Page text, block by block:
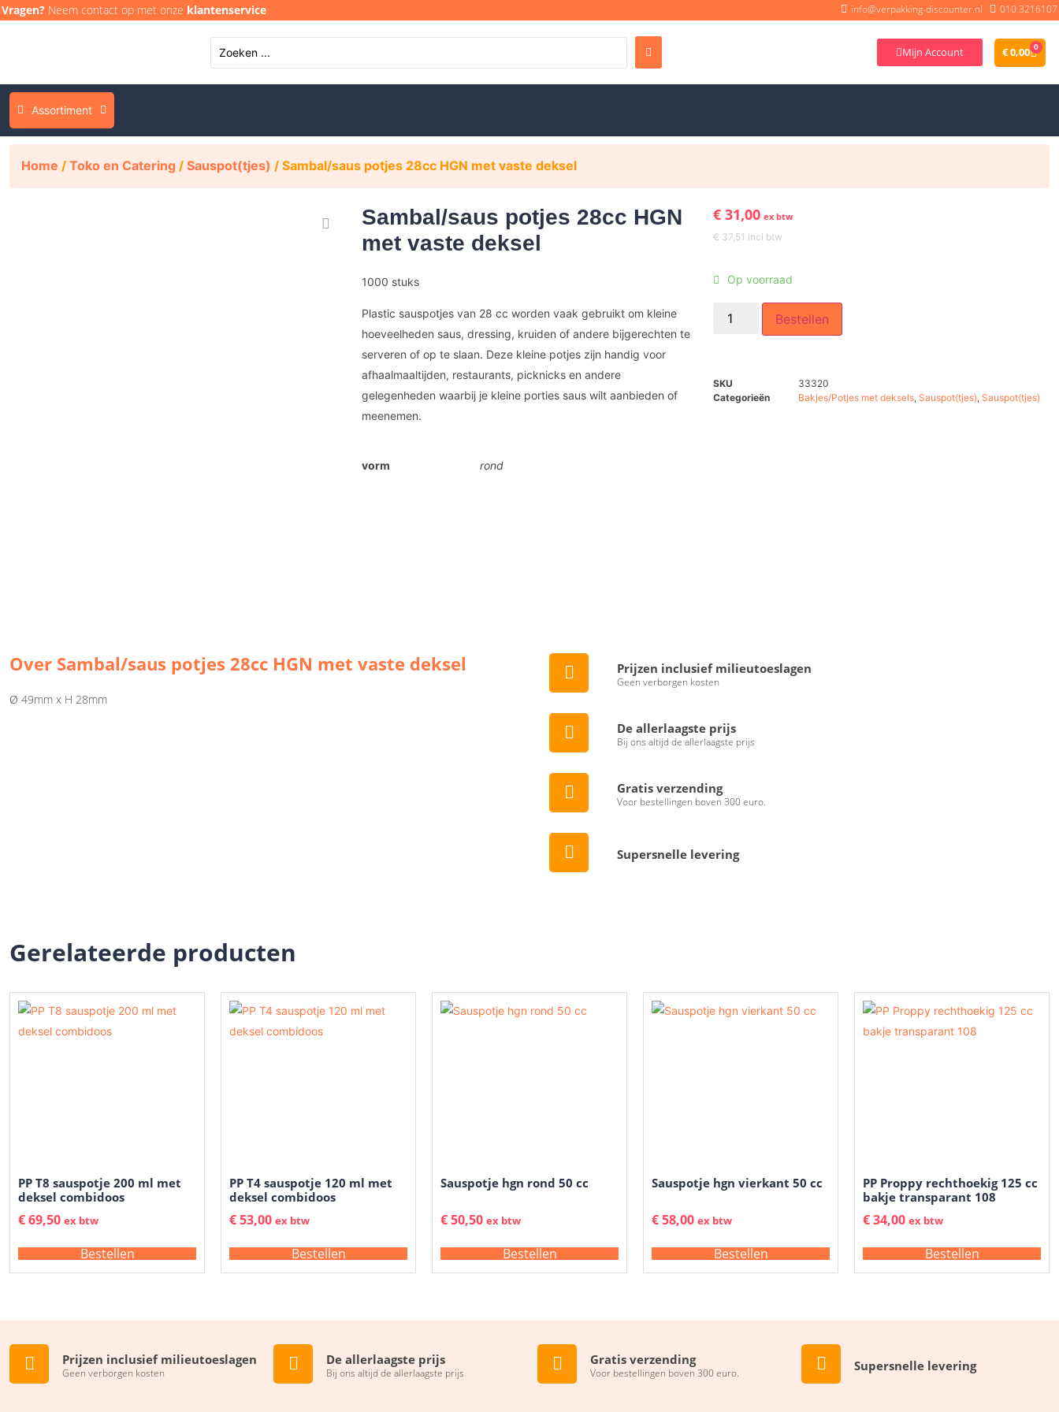
Vragen? Neem contact op met onze klantenservice info@verpakking-discounter.nl 010 3216107
Mijn Account €0,00 0
Assortiment
Home / Toko en Catering / Sauspot(tjes) / Sambal/saus potjes 28cc HGN met vaste deksel
Sambal/saus potjes 28cc HGN
met vaste deksel
1000 stuks
Plastic sauspotjes van 28 cc worden vaak gebruikt om kleine
hoeveelheden saus, dressing, kruiden of andere bijgerechten te
serveren of op te slaan. Deze kleine potjes zijn handig voor
afhaalmaaltijden, restaurants, picknicks en andere
gelegenheden waarbij je kleine porties saus wilt aanbieden of
meenemen.
vorm rond
€ 31,00 ex btw
€ 37,51 incl btw
Op voorraad
Bestellen
SKU
33320
Categorieën
Bakjes/Potjes met deksels, Sauspot(tjes), Sauspot(tjes)
Over Sambal/saus potjes 28cc HGN met vaste deksel
Ø 49mm x H 28mm
Prijzen inclusief milieutoeslagen
Geen verborgen kosten
De allerlaagste prijs
Bij ons altijd de allerlaagste prijs
Gratis verzending
Voor bestellingen boven 300 euro.
Supersnelle levering
Gerelateerde producten
PP T8 sauspotje 200 ml met
deksel combidoos
€69,50 ex btw
Bestellen
PP T4 sauspotje 120 ml met
deksel combidoos
€53,00 ex btw
Bestellen
Sauspotje hgn rond 50 cc
€50,50 ex btw
Bestellen
Sauspotje hgn vierkant 50 cc
€58,00 ex btw
Bestellen
PP Proppy rechthoekig 125 cc
bakje transparant 108
€34,00 ex btw
Bestellen
Prijzen inclusief milieutoeslagen
Geen verborgen kosten
De allerlaagste prijs
Bij ons altijd de allerlaagste prijs
Gratis verzending
Voor bestellingen boven 300 euro. Supersnelle levering